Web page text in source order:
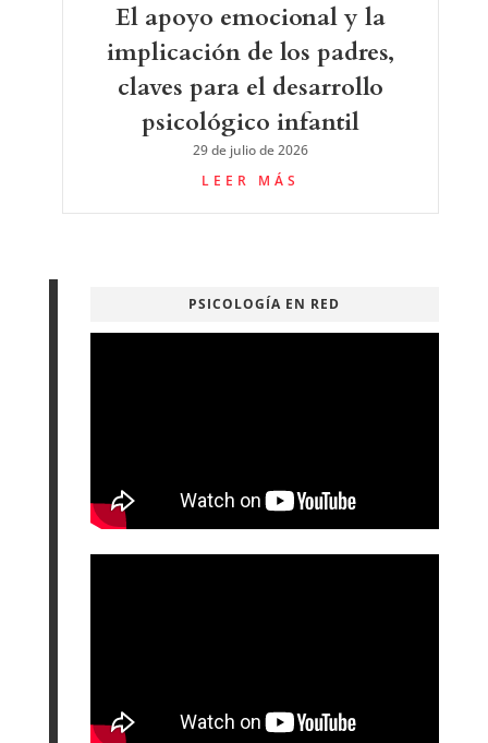
El apoyo emocional y la
implicación de los padres,
claves para el desarrollo
psicológico infantil
29 de julio de 2026
LEER MÁS
PSICOLOGÍA EN RED